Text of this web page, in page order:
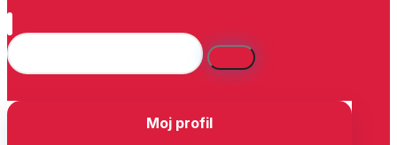
Moj profil